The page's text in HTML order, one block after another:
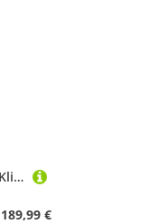
Potenza Sprossenwand mit Klimmzugstange Pull Up Bar Turngeräte Fitness Turnwand Klettergerüst bis 250kg Kletterwand Gym Sportgerät für Erwachsene Heim Turnhalle (Weiß-Schwarz - mit Klimmzugstange)
189,99 €